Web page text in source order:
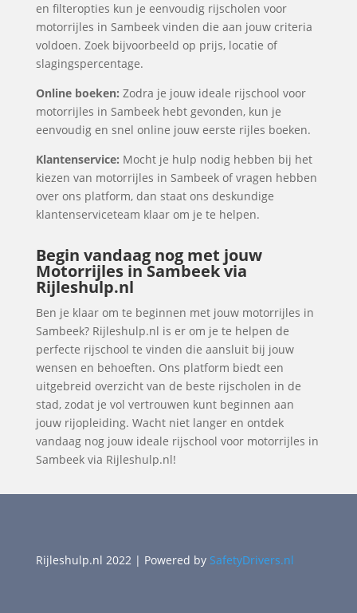
en filteropties kun je eenvoudig rijscholen voor
motorrijles in Sambeek vinden die aan jouw criteria
voldoen. Zoek bijvoorbeeld op prijs, locatie of
slagingspercentage.
Online boeken: Zodra je jouw ideale rijschool voor
motorrijles in Sambeek hebt gevonden, kun je
eenvoudig en snel online jouw eerste rijles boeken.
Klantenservice: Mocht je hulp nodig hebben bij het
kiezen van motorrijles in Sambeek of vragen hebben
over ons platform, dan staat ons deskundige
klantenserviceteam klaar om je te helpen.
Begin vandaag nog met jouw
Motorrijles in Sambeek via
Rijleshulp.nl
Ben je klaar om te beginnen met jouw motorrijles in
Sambeek? Rijleshulp.nl is er om je te helpen de
perfecte rijschool te vinden die aansluit bij jouw
wensen en behoeften. Ons platform biedt een
uitgebreid overzicht van de beste rijscholen in de
stad, zodat je vol vertrouwen kunt beginnen aan
jouw rijopleiding. Wacht niet langer en ontdek
vandaag nog jouw ideale rijschool voor motorrijles in
Sambeek via Rijleshulp.nl!
Rijleshulp.nl 2022 | Powered by SafetyDrivers.nl